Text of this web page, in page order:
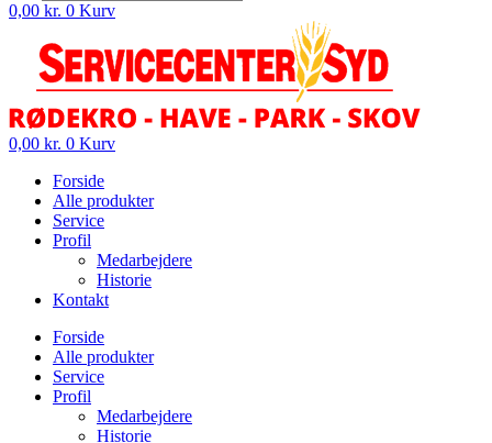
0,00 kr. 0 Kurv
0,00 kr. 0 Kurv
Forside
Alle produkter
Service
Profil
Medarbejdere
Historie
Kontakt
Forside
Alle produkter
Service
Profil
Medarbejdere
Historie